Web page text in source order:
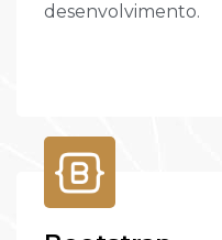
desenvolvimento.